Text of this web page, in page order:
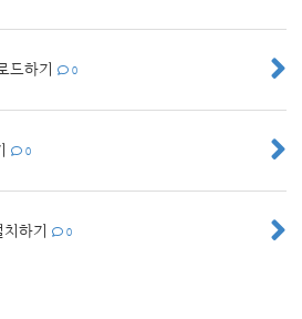
드하기 0
0
하기 0